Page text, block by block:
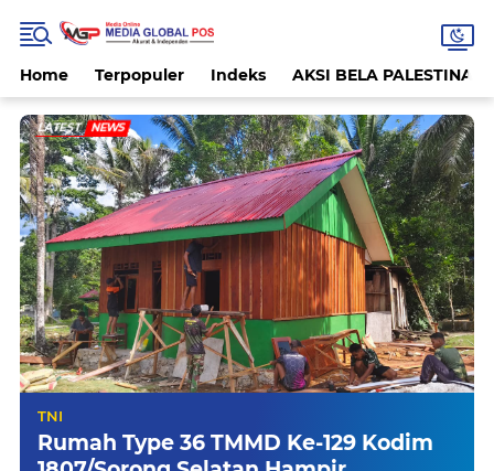
Home Terpopuler Indeks AKSI BELA PALESTINA
LATEST NEWS
TNI
Rumah Type 36 TMMD Ke-129 Kodim